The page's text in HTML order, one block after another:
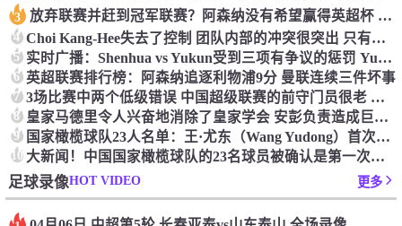
3 放弃联赛并赶到冠军联赛？阿森纳没有希望赢得英超杯 赢得欧洲冠军的可能性
4 Choi Kang-Hee失去了控制 团队内部的冲突很突出 只有一个人可以从水火中拯救崔孔
5 实时广播：Shenhua vs Yukun受到三项有争议的惩罚 Yukun将向中国足球联合会提出投诉
6 英超联赛排行榜：阿森纳追逐利物浦9分 曼联连续三件坏事
7 3场比赛中两个低级错误 中国超级联赛的前守门员很老 是时候让位了 最好的继任者出现
8 皇家马德里令人兴奋地消除了皇家学会 安彭负责造成巨大的灾难！
9 国家橄榄球队23人名单：王·尤东（Wang Yudong）首次被选为第11名 塞吉尼奥（Serginho）在名单上
10 大新闻！中国国家橄榄球队的23名球员被确认是第一次进入阵容
足球录像HOT VIDEO 更多